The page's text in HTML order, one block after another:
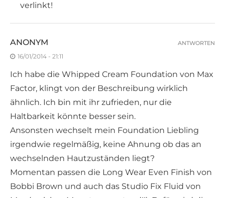
verlinkt!
ANONYM
16/01/2014 - 21:11
Ich habe die Whipped Cream Foundation von Max
Factor, klingt von der Beschreibung wirklich
ähnlich. Ich bin mit ihr zufrieden, nur die
Haltbarkeit könnte besser sein.
Ansonsten wechselt mein Foundation Liebling
irgendwie regelmäßig, keine Ahnung ob das an
wechselnden Hautzuständen liegt?
Momentan passen die Long Wear Even Finish von
Bobbi Brown und auch das Studio Fix Fluid von
ANTWORTEN